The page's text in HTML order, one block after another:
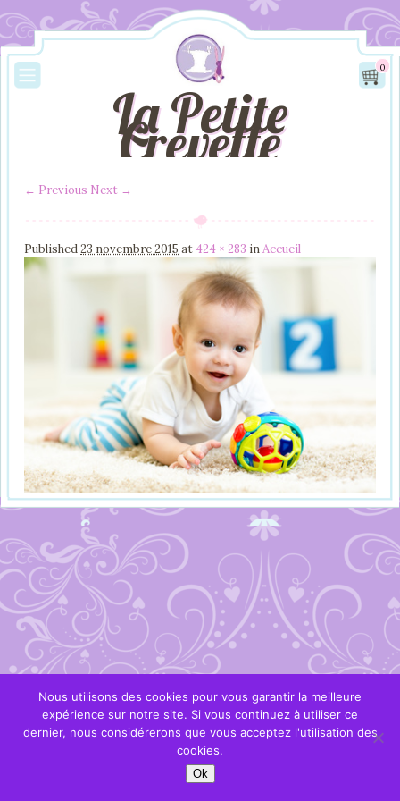
La Petite
Crevette
0
← Previous Next →
Published23 novembre 2015 at424 × 283 inAccueil
Nous utilisons des cookies pour vous garantir la meilleure
expérience sur notre site. Si vous continuez à utiliser ce
dernier, nous considérerons que vous acceptez l'utilisation des
cookies.
Ok